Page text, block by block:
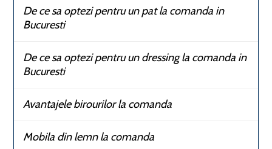
De ce sa optezi pentru un pat la comanda in
Bucuresti
De ce sa optezi pentru un dressing la comanda in
Bucuresti
Avantajele birourilor la comanda
Mobila din lemn la comanda